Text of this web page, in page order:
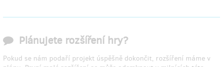
Plánujete rozšíření hry?
Pokud se nám podaří projekt úspěšně dokončit, rozšíření máme v